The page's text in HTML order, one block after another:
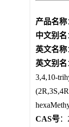
产品名称
中文别名
英文名称
英文别名
3,4,10-
CAS号